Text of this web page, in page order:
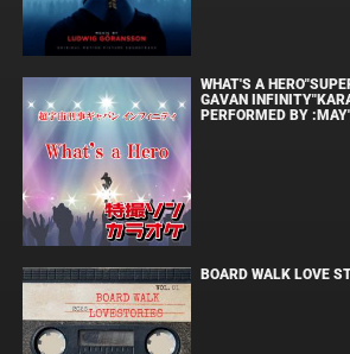
WHAT'S A
GAVAN
PERFORMED BY
BOARD WALK LOVE